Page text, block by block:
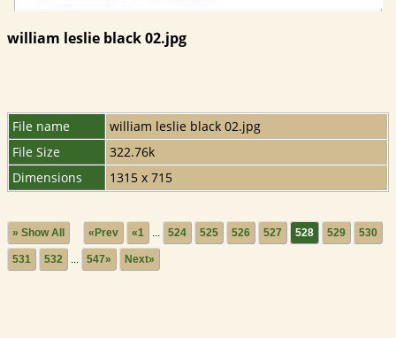
william leslie black 02.jpg
File name
william leslie black 02.jpg
File Size
322.76k
Dimensions
1315 x 715
» Show All «Prev «1 ... 524 525 526 527 528 529 530
531 532 ... 547» Next»